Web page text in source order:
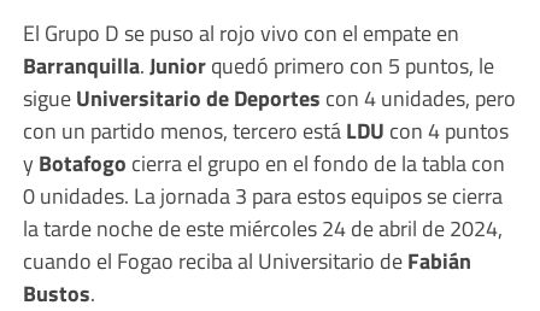
El Grupo D se puso al rojo vivo con el empate en
Barranquilla.Juniorquedó primero con 5 puntos, le
sigueUniversitario de Deportes con 4 unidades, pero
con un partido menos, tercero estáLDU con 4 puntos
y Botafogo cierra el grupo en el fondo de la tabla con
0 unidades. La jornada 3 para estos equipos se cierra
la tarde noche de este miércoles 24 de abril de 2024,
cuando el Fogao reciba al Universitario deFabián
Bustos.